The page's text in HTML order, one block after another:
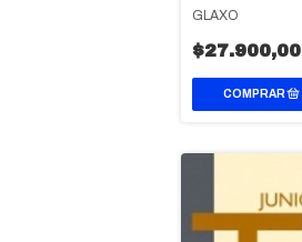
GLAXO
$27.900,00